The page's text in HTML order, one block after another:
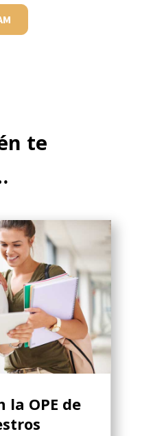
te
la OPE de